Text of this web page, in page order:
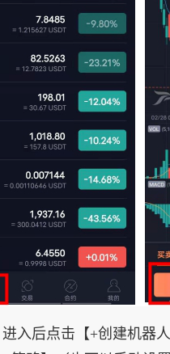
入后点击【+创建机器